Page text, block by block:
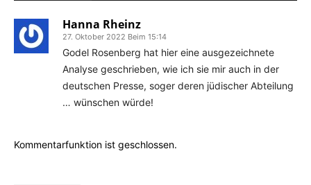
Hanna Rheinz
27. Oktober 2022 Beim 15:14
Godel Rosenberg hat hier eine ausgezeichnete
Analyse geschrieben, wie ich sie mir auch in der
deutschen Presse, soger deren jüdischer Abteilung
… wünschen würde!
Kommentarfunktion ist geschlossen.